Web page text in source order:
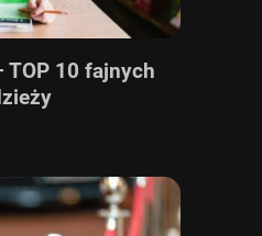
TOP 10 fajnych